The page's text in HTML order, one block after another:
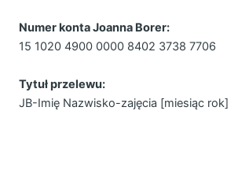
Numer konta Joanna Borer:
15 1020 4900 0000 8402 3738 7706
Tytuł przelewu:
JB-Imię Nazwisko-zajęcia [miesiąc rok]